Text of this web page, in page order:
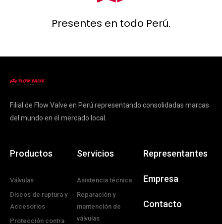
Presentes en todo Perú.
Filial de Flow Valve en Perú representando consolidadas marcas
del mundo en el mercado local.
Productos
Válvulas
Discos de ruptura y
Accesorios
Protección contra
Servicios
Asistencia técnica
Reparación y
mantención de
válvulas
Representantes
Empresa
Contacto